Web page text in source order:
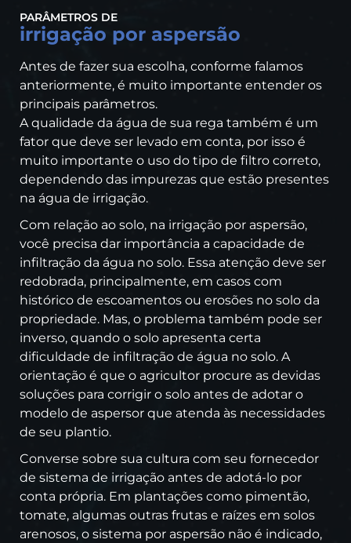
PARÂMETROS DE
irrigação por aspersão
Antes de fazer sua escolha, conforme falamos
anteriormente, é muito importante entender os
principais parâmetros.
A qualidade da água de sua rega também é um
fator que deve ser levado em conta, por isso é
muito importante o uso do tipo de filtro correto,
dependendo das impurezas que estão presentes
na água de irrigação.
Com relação ao solo, na irrigação por aspersão,
você precisa dar importância a capacidade de
infiltração da água no solo. Essa atenção deve ser
redobrada, principalmente, em casos com
histórico de escoamentos ou erosões no solo da
propriedade. Mas, o problema também pode ser
inverso, quando o solo apresenta certa
dificuldade de infiltração de água no solo. A
orientação é que o agricultor procure as devidas
soluções para corrigir o solo antes de adotar o
modelo de aspersor que atenda às necessidades
de seu plantio.
Converse sobre sua cultura com seu fornecedor
de sistema de irrigação antes de adotá-lo por
conta própria. Em plantações como pimentão,
tomate, algumas outras frutas e raízes em solos
arenosos, o sistema por aspersão não é indicado,